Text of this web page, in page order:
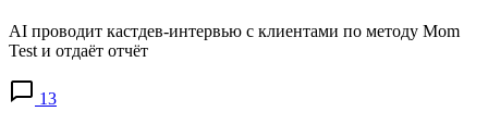
AI проводит кастдев-интервью с клиентами по методу Mom
Test и отдаёт отчёт
13